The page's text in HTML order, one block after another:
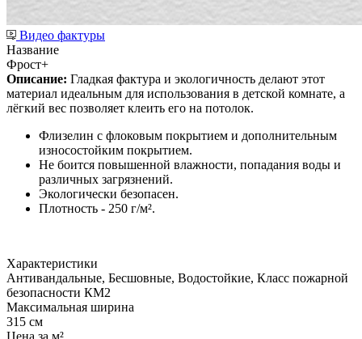
Видео фактуры
Название
Фрост+
Описание: Гладкая фактура и экологичность делают этот
материал идеальным для использования в детской комнате, а
лёгкий вес позволяет клеить его на потолок.
Флизелин с флоковым покрытием и дополнительным
износостойким покрытием.
Не боится повышенной влажности, попадания воды и
различных загрязнений.
Экологически безопасен.
Плотность - 250 г/м².
Характеристики
Антивандальные, Бесшовные, Водостойкие, Класс пожарной
безопасности КМ2
Максимальная ширина
315 см
Цена за м²